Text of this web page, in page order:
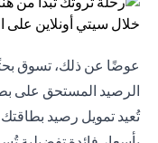
عوضًا عن ذلك، تسوق
الرصيد المستحق على
تُعيد تمويل رصيد بطاقتك